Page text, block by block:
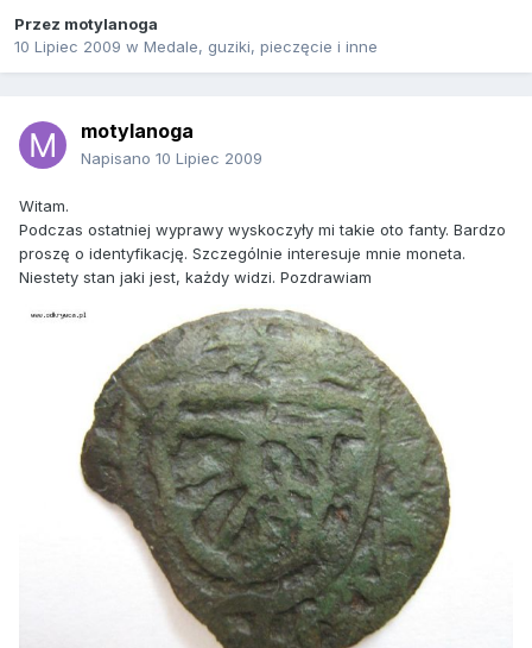
Przez motylanoga
10 Lipiec 2009 w Medale, guziki, pieczęcie i inne
motylanoga
Napisano 10 Lipiec 2009
Witam.
Podczas ostatniej wyprawy wyskoczyły mi takie oto fanty. Bardzo
proszę o identyfikację. Szczególnie interesuje mnie moneta.
Niestety stan jaki jest, każdy widzi. Pozdrawiam